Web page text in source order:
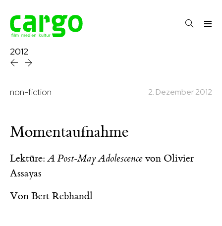
2012
non-fiction 2. Dezember 2012
Momentaufnahme
Lektüre:A Post-May Adolescence von Olivier
Assayas
Von Bert Rebhandl